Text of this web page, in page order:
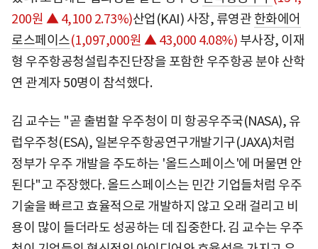
200원 ▲ 4,100 2.73%)산업(KAI) 사장, 류영관 한화에어
로스페이스(1,097,000원 ▲ 43,000 4.08%) 부사장, 이재
형 우주항공청설립추진단장을 포함한 우주항공 분야 산학
연 관계자 50명이 참석했다.
김 교수는 "곧 출범할 우주청이 미 항공우주국(NASA), 유
럽우주청(ESA), 일본우주항공연구개발기구(JAXA)처럼
정부가 우주 개발을 주도하는 '올드스페이스'에 머물면 안
된다"고 주장했다. 올드스페이스는 민간 기업들처럼 우주
기술을 빠르고 효율적으로 개발하지 않고 오래 걸리고 비
용이 많이 들더라도 성공하는 데 집중한다. 김 교수는 우주